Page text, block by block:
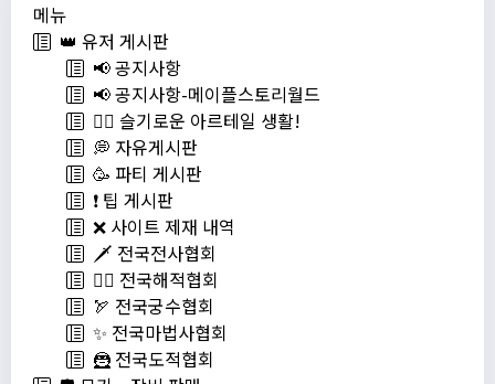
메뉴
👑 유저 게시판
📢 공지사항
📢 공지사항-메이플스토리월드
💁‍♂ 슬기로운 아르테일 생활!
💭 자유게시판
🥳 파티 게시판
❗️ 팁 게시판
❌ 사이트 제재 내역
🗡️ 전국전사협회
🏴‍☠️ 전국해적협회
🏹 전국궁수협회
✨ 전국마법사협회
🦹 전국도적협회